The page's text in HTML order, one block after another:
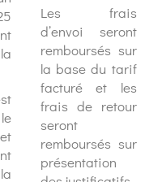
Les frais
d’envoi seront
remboursés sur
la base du tarif
facturé et les
frais de retour
seront
remboursés sur
présentation